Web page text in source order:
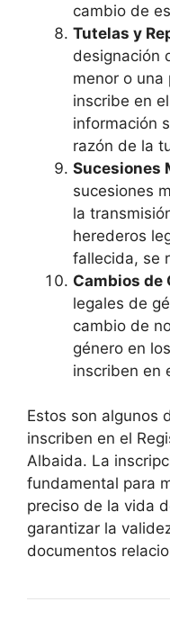
cambio de
Tutelas y
designación
menor o una
inscribe en
información
razón de la
Sucesiones
sucesiones
la
herederos
fallecida, se
Cambios de
legales de
cambio de
género en
inscriben en
Estos son algunos
inscriben en el
Albaida. La
fundamental para
preciso de la vida
garantizar la
documentos